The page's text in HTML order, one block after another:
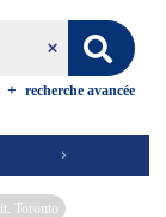
recherche avancée
Toronto